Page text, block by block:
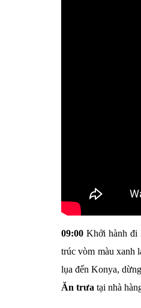
09:00 Khởi hành đi
trúc vòm màu xanh
lụa đến Konya,
Ăn trưa tại nhà